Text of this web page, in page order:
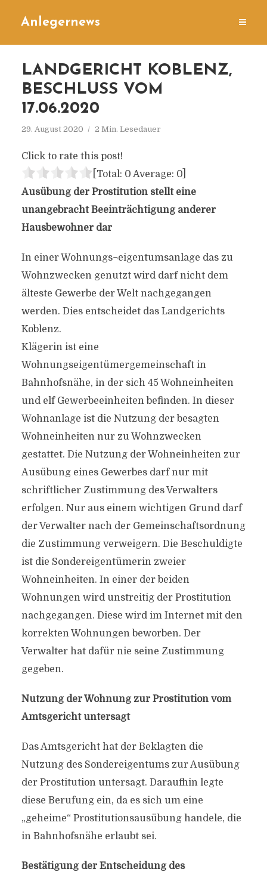
Anlegernews
LANDGERICHT KOBLENZ,
BESCHLUSS VOM
17.06.2020
29. August 2020 2 Min. Lesedauer
Click to rate this post!
[Total: 0 Average: 0]
Ausübung der Prostitution stellt eine
unangebracht Beeinträchtigung anderer
Hausbewohner dar
In einer Wohnungs¬eigentumsanlage das zu
Wohnzwecken genutzt wird darf nicht dem
älteste Gewerbe der Welt nachgegangen
werden. Dies entscheidet das Landgerichts
Koblenz.
Klägerin ist eine
Wohnungseigentümergemeinschaft in
Bahnhofsnähe, in der sich 45 Wohneinheiten
und elf Gewerbeeinheiten befinden. In dieser
Wohnanlage ist die Nutzung der besagten
Wohneinheiten nur zu Wohnzwecken
gestattet. Die Nutzung der Wohneinheiten zur
Ausübung eines Gewerbes darf nur mit
schriftlicher Zustimmung des Verwalters
erfolgen. Nur aus einem wichtigen Grund darf
der Verwalter nach der Gemeinschaftsordnung
die Zustimmung verweigern. Die Beschuldigte
ist die Sondereigentümerin zweier
Wohneinheiten. In einer der beiden
Wohnungen wird unstreitig der Prostitution
nachgegangen. Diese wird im Internet mit den
korrekten Wohnungen beworben. Der
Verwalter hat dafür nie seine Zustimmung
gegeben.
Nutzung der Wohnung zur Prostitution vom
Amtsgericht untersagt
Das Amtsgericht hat der Beklagten die
Nutzung des Sondereigentums zur Ausübung
der Prostitution untersagt. Daraufhin legte
diese Berufung ein, da es sich um eine
„geheime“ Prostitutionsausübung handele, die
in Bahnhofsnähe erlaubt sei.
Bestätigung der Entscheidung des